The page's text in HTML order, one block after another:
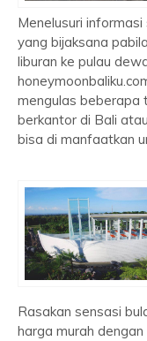
Menelusuri
yang bijaksana
liburan ke pulau
mengulas beberapa
berkantor di Bali
bisa di manfaatkan
Rasakan sensasi
harga murah